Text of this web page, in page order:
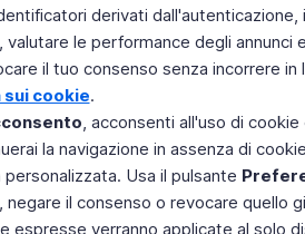
derivati
valutare le performance degli
il tuo consenso senza incorrere
cookie.
, acconsenti all'uso di
la navigazione in assenza di
Usa il pulsante
negare il consenso o revocare quello
espresse verranno applicate al solo